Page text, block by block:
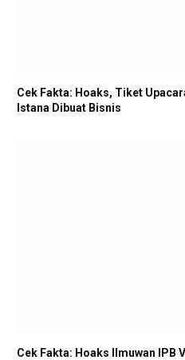
Cek Fakta: Hoaks, Tiket
Istana Dibuat Bisnis
Cek Fakta: Hoaks Ilmuwan IPB